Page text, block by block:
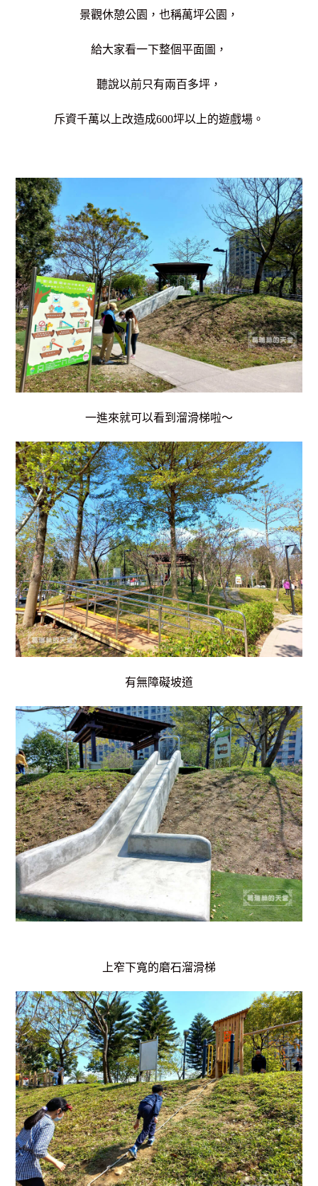
景觀休憩公園，也稱萬坪公園，
給大家看一下整個平面圖，
聽說以前只有兩百多坪，
斥資千萬以上改造成600坪以上的遊戲場。
一進來就可以看到溜滑梯啦～
有無障礙坡道
上窄下寬的磨石溜滑梯